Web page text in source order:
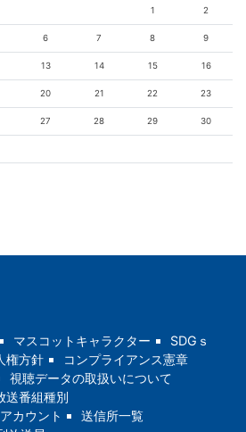
1 2
6 7 8 9
13 14 15 16
20 21 22 23
27 28 29 30
マスコットキャラクター
SDGｓ
権方針
コンプライアンス憲章
視聴データの取扱いについて
送番組種別
カウント
送信所一覧